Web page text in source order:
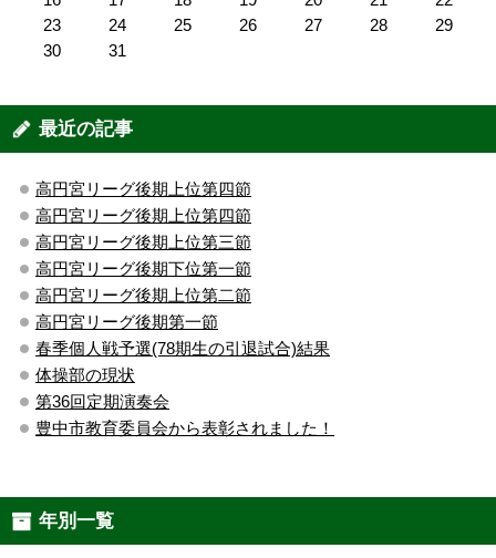
23
24 25 26 27 28
29
30
31
最近の記事
高円宮リーグ後期上位第四節
高円宮リーグ後期上位第四節
高円宮リーグ後期上位第三節
高円宮リーグ後期下位第一節
高円宮リーグ後期上位第二節
高円宮リーグ後期第一節
春季個人戦予選(78期生の引退試合)結果
体操部の現状
第36回定期演奏会
豊中市教育委員会から表彰されました！
年別一覧